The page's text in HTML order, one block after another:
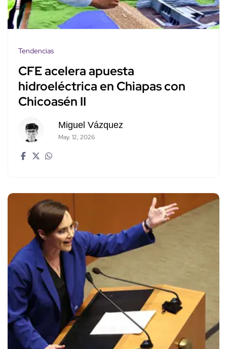
Tendencias
CFE acelera apuesta
hidroeléctrica en Chiapas con
Chicoasén II
Miguel Vázquez
May. 12, 2026